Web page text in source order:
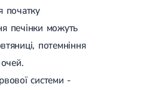
початку
печінки можуть
потемніння
системи -